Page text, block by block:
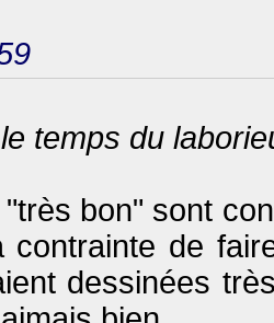
temps du
bon" sont
contrainte de
dessinées